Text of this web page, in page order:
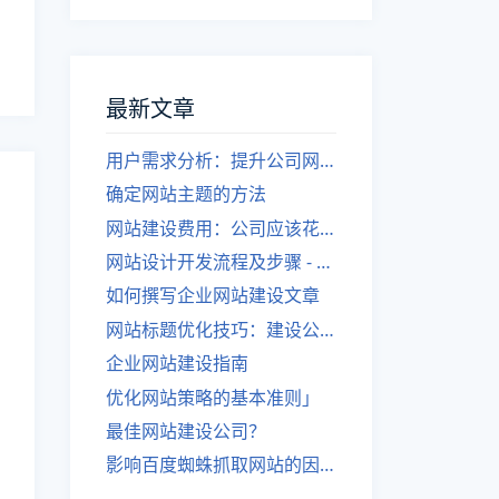
最新文章
用户需求分析：提升公司网站建设效果
确定网站主题的方法
网站建设费用：公司应该花费多少？
网站设计开发流程及步骤 - 优化后的标题
如何撰写企业网站建设文章
网站标题优化技巧：建设公司的专业指导
企业网站建设指南
优化网站策略的基本准则」
最佳网站建设公司？
影响百度蜘蛛抓取网站的因素有哪些？